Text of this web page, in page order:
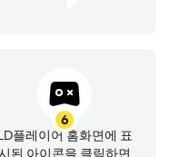
후원(일부 국가에서
6
플레이어 홈화면에 표
된 아이콘을 클릭하면